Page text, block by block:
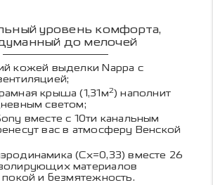
уровень комфорта,
до мелочей
кожей выделки Nappa c
крыша (1,31м2) наполнит
светом;
вместе с 10ти канальным
вас в атмосферу Венской
(Cx=0,33) вместе 26
материалов
покой и безмятежность.